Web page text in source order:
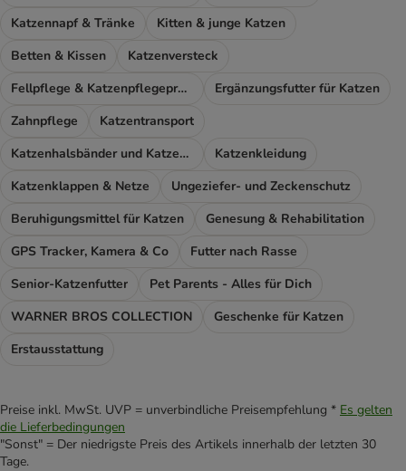
Katzennapf & Tränke
Kitten & junge Katzen
Betten & Kissen
Katzenversteck
Fellpflege & Katzenpflegeprodukte
Ergänzungsfutter für Katzen
Zahnpflege
Katzentransport
Katzenhalsbänder und Katzengeschirr
Katzenkleidung
Katzenklappen & Netze
Ungeziefer- und Zeckenschutz
Beruhigungsmittel für Katzen
Genesung & Rehabilitation
GPS Tracker, Kamera & Co
Futter nach Rasse
Senior-Katzenfutter
Pet Parents - Alles für Dich
WARNER BROS COLLECTION
Geschenke für Katzen
Erstausstattung
Preise inkl. MwSt. UVP = unverbindliche Preisempfehlung * Es gelten
die Lieferbedingungen
"Sonst" = Der niedrigste Preis des Artikels innerhalb der letzten 30
Tage.